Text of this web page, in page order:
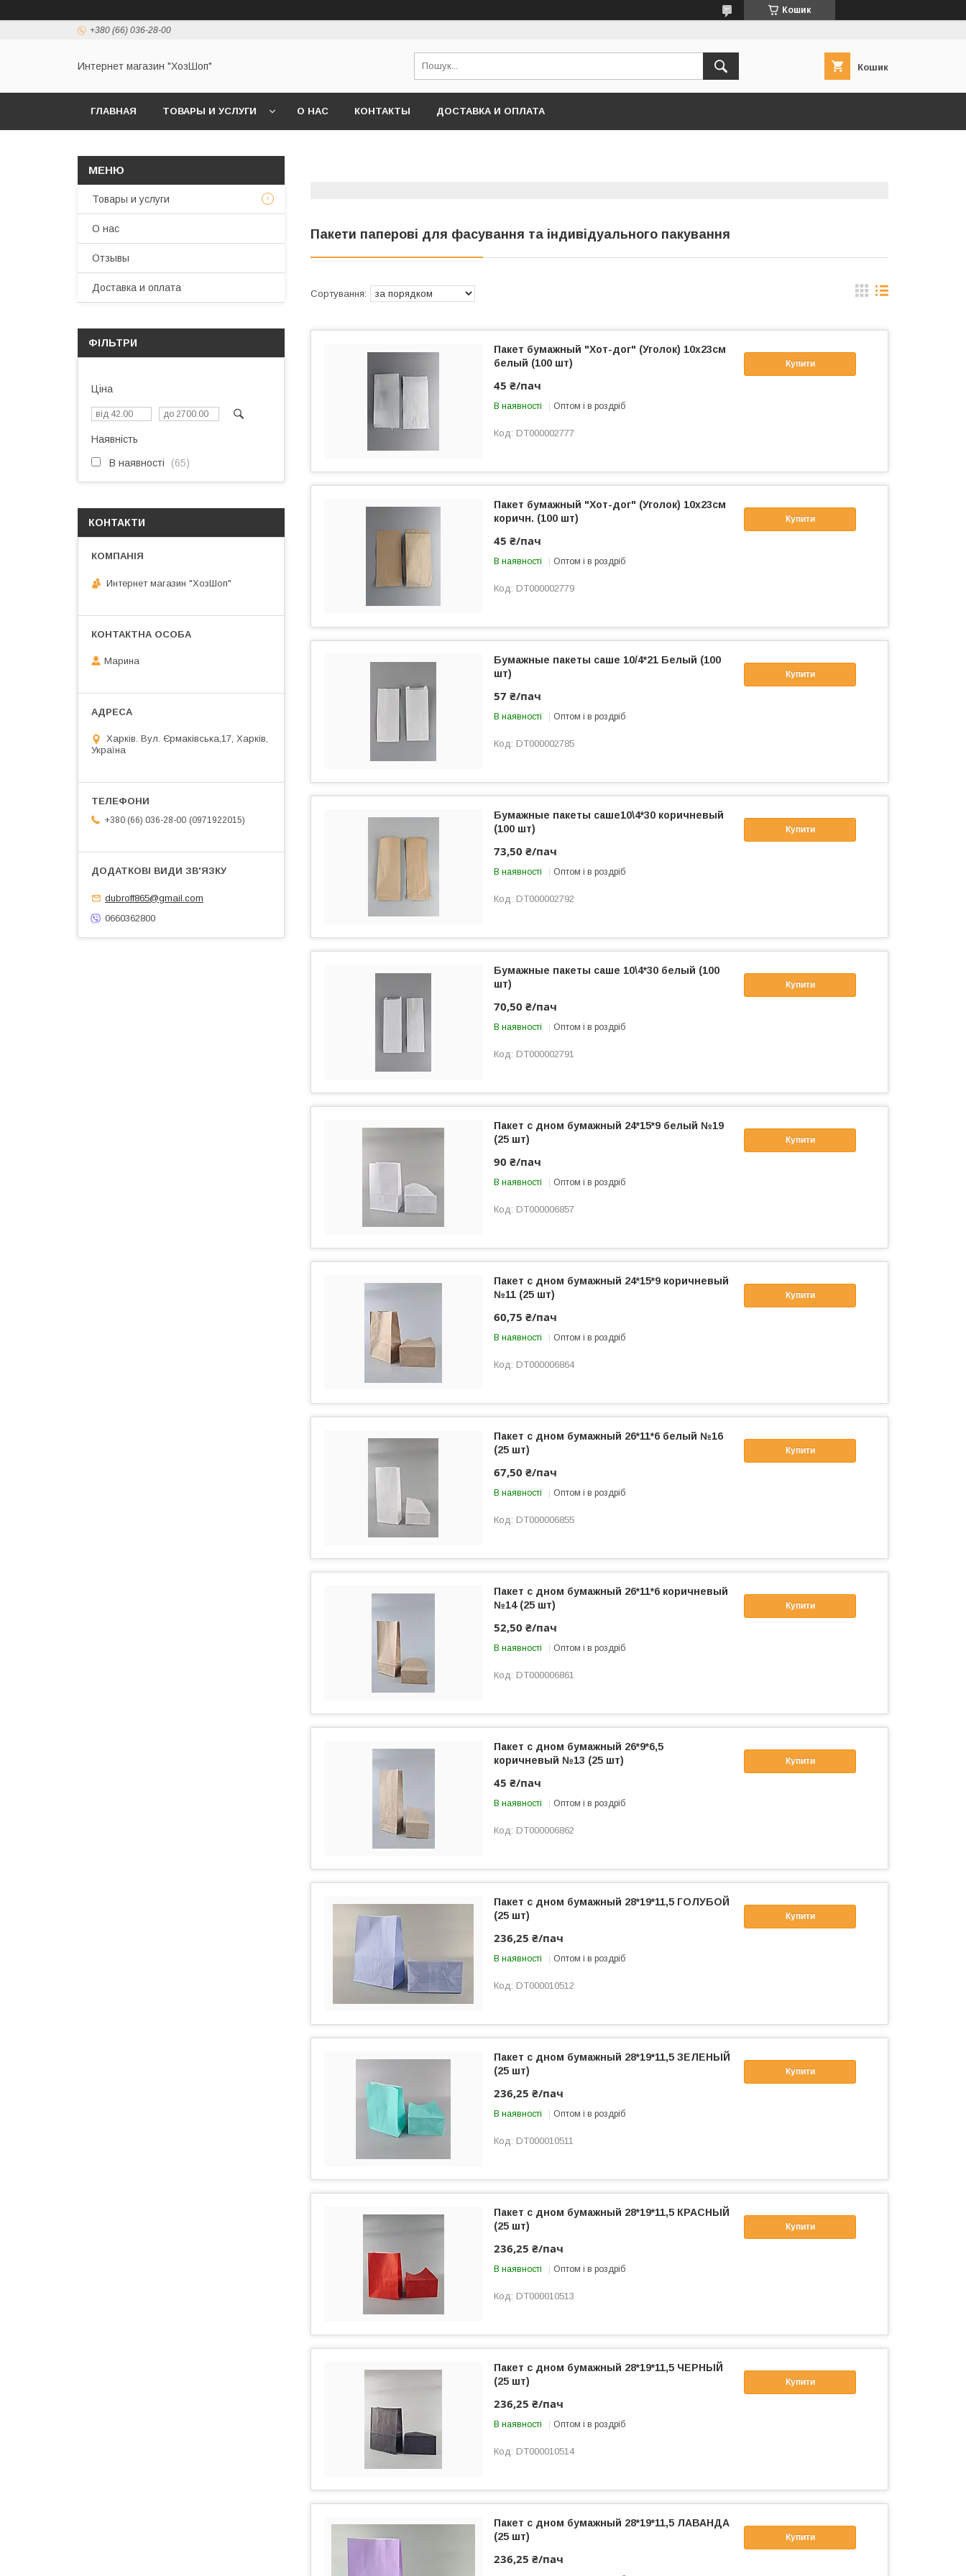
Кошик
+380 (66) 036-28-00
Интернет магазин "ХозШоп" Кошик
ГЛАВНАЯ ТОВАРЫ И УСЛУГИ О НАС КОНТАКТЫ ДОСТАВКА И ОПЛАТА
Пакети паперові для фасування та індивідуального пакування
Купити
Пакет бумажный "Хот-дог" (Уголок) 10х23см
белый (100 шт)
45 ₴/пач
В наявності Оптом і в роздріб
DT000002777
Купити
Пакет бумажный "Хот-дог" (Уголок) 10х23см
коричн. (100 шт)
45 ₴/пач
В наявності Оптом і в роздріб
DT000002779
Купити
Бумажные пакеты саше 10/4*21 Белый (100
шт)
57 ₴/пач
В наявності Оптом і в роздріб
DT000002785
Купити
Бумажные пакеты саше10\4*30 коричневый
(100 шт)
73,50 ₴/пач
В наявності Оптом і в роздріб
DT000002792
Купити
Бумажные пакеты саше 10\4*30 белый (100
шт)
70,50 ₴/пач
В наявності Оптом і в роздріб
DT000002791
Купити
Пакет с дном бумажный 24*15*9 белый №19
(25 шт)
90 ₴/пач
В наявності Оптом і в роздріб
DT000006857
Купити
Пакет с дном бумажный 24*15*9 коричневый
№11 (25 шт)
60,75 ₴/пач
В наявності Оптом і в роздріб
DT000006864
Купити
Пакет с дном бумажный 26*11*6 белый №16
(25 шт)
67,50 ₴/пач
В наявності Оптом і в роздріб
DT000006855
Купити
Пакет с дном бумажный 26*11*6 коричневый
№14 (25 шт)
52,50 ₴/пач
В наявності Оптом і в роздріб
DT000006861
Купити
Пакет с дном бумажный 26*9*6,5
коричневый №13 (25 шт)
45 ₴/пач
В наявності Оптом і в роздріб
DT000006862
Купити
Пакет с дном бумажный 28*19*11,5 ГОЛУБОЙ
(25 шт)
236,25 ₴/пач
В наявності Оптом і в роздріб
DT000010512
Купити
Пакет с дном бумажный 28*19*11,5 ЗЕЛЕНЫЙ
(25 шт)
236,25 ₴/пач
В наявності Оптом і в роздріб
DT000010511
Купити
Пакет с дном бумажный 28*19*11,5 КРАСНЫЙ
(25 шт)
236,25 ₴/пач
В наявності Оптом і в роздріб
DT000010513
Купити
Пакет с дном бумажный 28*19*11,5 ЧЕРНЫЙ
(25 шт)
236,25 ₴/пач
В наявності Оптом і в роздріб
DT000010514
Купити
Пакет с дном бумажный 28*19*11,5 ЛАВАНДА
(25 шт)
236,25 ₴/пач
Товары и услуги
О нас
Отзывы
Доставка и оплата
ФІЛЬТРИ
Ціна
Наявність
В наявності 65
КОНТАКТИ
Интернет магазин "ХозШоп"
Марина
Харків. Вул. Єрмаківська,17, Харків,
Україна
+380 (66) 036-28-00 0971922015
dubroff865@gmail.com
0660362800